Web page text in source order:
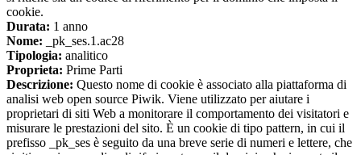
cookie.
Durata: 1 anno
Nome: _pk_ses.1.ac28
Tipologia: analitico
Proprieta: Prime Parti
Descrizione: Questo nome di cookie è associato alla piattaforma di
analisi web open source Piwik. Viene utilizzato per aiutare i
proprietari di siti Web a monitorare il comportamento dei visitatori e
misurare le prestazioni del sito. È un cookie di tipo pattern, in cui il
prefisso _pk_ses è seguito da una breve serie di numeri e lettere, che